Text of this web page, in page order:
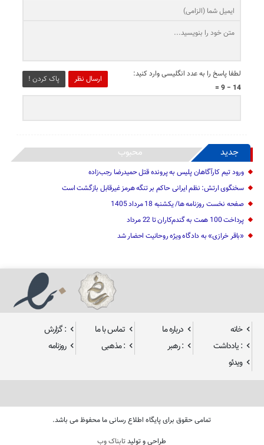
ارسال نظر پاک کردن !
لطفا پاسخ را به عدد انگلیسی وارد کنید:
14 − 9 =
جدید محبوب
ورود تیم کارآگاهان پلیس به پرونده قتل حمیدرضا رجب‌زاده
سخنگوی ارتش: نظم ایرانی حاکم بر تنگه هرمز غیرقابل بازگشت است
صفحه نخست روزنامه ها/ یکشنبه 18 مرداد 1405
پرداخت 100 همت به گندم‌کاران تا 22 مرداد
«باقر خرازی» به دادگاه ویژه روحانیت احضار شد
خانه درباره ما تماس با ما
: گزارش
: یادداشت
: رهبر : مذهبی
روزنامه
ویدئو
تمامی حقوق برای پایگاه اطلاع رسانی ما محفوظ می باشد.
طراحی و تولیدتابناک وب